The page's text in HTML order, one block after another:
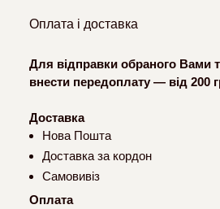
Оплата і доставка
Для відправки обраного Вами
внести передоплату — від 200
Доставка
Нова Пошта
Доставка за кордон
Самовивіз
Оплата